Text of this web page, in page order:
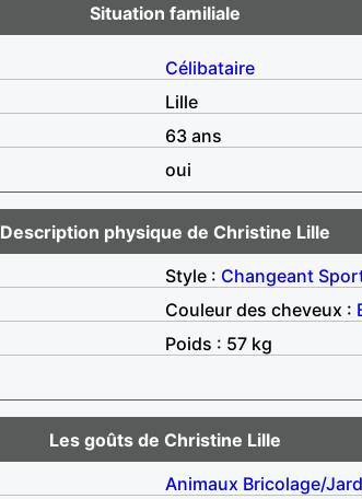
Situation familiale
Célibataire
Lille
63 ans
oui
Description physique de Christine Lille
Style : Changeant
Couleur des cheveux :
Poids : 57 kg
Les goûts de Christine Lille
Animaux Bricolage/